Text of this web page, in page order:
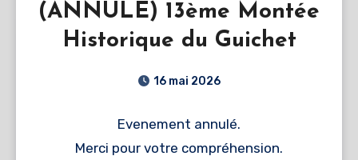
(ANNULÉ) 13ème Montée
Historique du Guichet
16 mai 2026
Evenement annulé.
Merci pour votre compréhension.